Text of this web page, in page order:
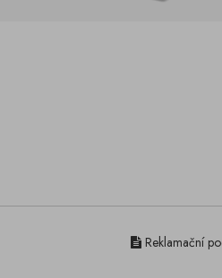
Reklamační